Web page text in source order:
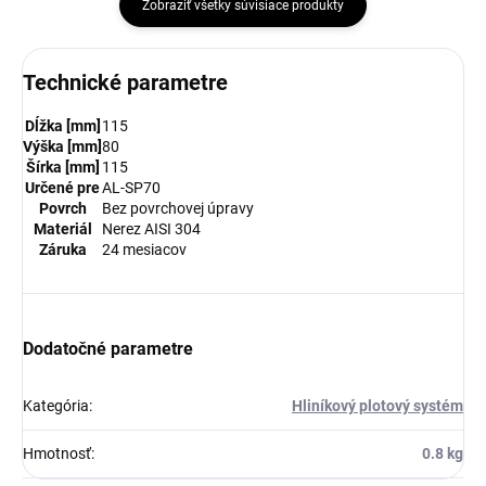
Zobraziť všetky súvisiace produkty
Technické parametre
Dĺžka [mm] 115
Výška [mm]80
Šírka [mm] 115
Určené preAL-SP70
Povrch
Bez povrchovej úpravy
Materiál
Nerez AISI 304
Záruka
24 mesiacov
Dodatočné parametre
Kategória: Hliníkový plotový systém
Hmotnosť: 0.8 kg